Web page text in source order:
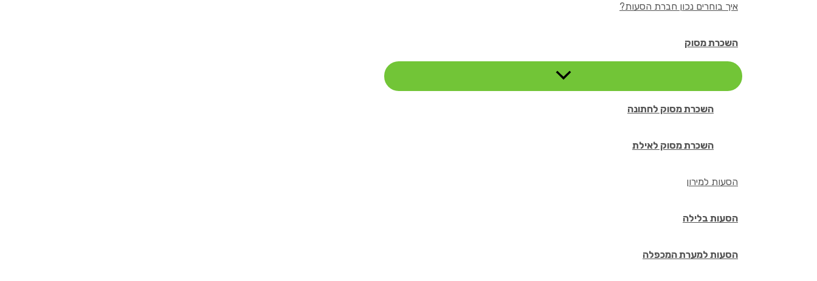
איך בוחרים נכון חברת הסעות?
השכרת מסוק
השכרת מסוק לחתונה
השכרת מסוק לאילת
הסעות למירון
הסעות בלילה
הסעות למערת המכפלה